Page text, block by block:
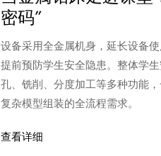
密码”
设备采用全金属机身，延长设备
提前预防学生安全隐患。整体学
孔、铣削、分度加工等多种功能
复杂模型组装的全流程需求。
查看详细